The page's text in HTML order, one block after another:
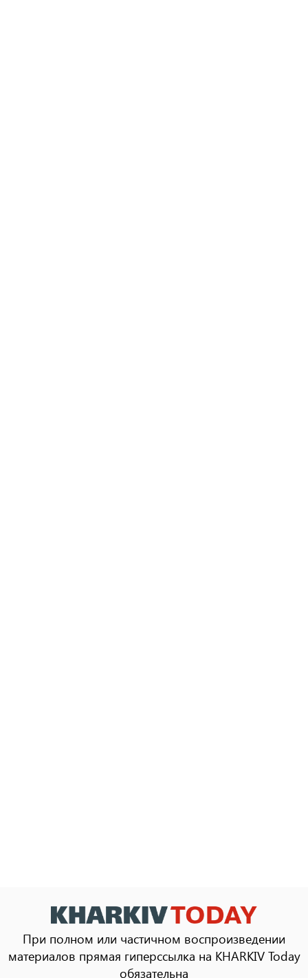
При полном или частичном воспроизведении
материалов прямая гиперссылка на KHARKIV Today
обязательна